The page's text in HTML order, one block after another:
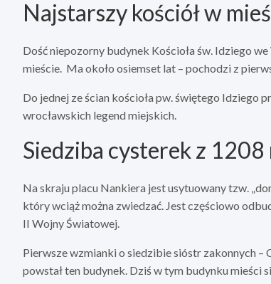
Najstarszy kościół w
Dość niepozorny budynek Kościoła św. Idziego
mieście. Ma około osiemset lat – pochodzi z
Do jednej ze ścian kościoła pw. świętego Idziego
wrocławskich legend miejskich.
Siedziba cysterek z 1208
Na skraju placu Nankiera jest usytuowany tzw.
który wciąż można zwiedzać. Jest częściowo
II Wojny Światowej.
Pierwsze wzmianki o siedzibie sióstr zakonnych
powstał ten budynek. Dziś w tym budynku mieści